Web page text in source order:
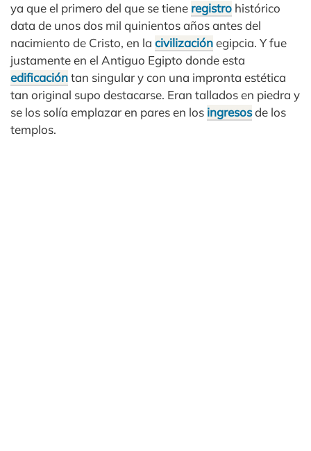
ya que el primero del que se tiene registro histórico
data de unos dos mil quinientos años antes del
nacimiento de Cristo, en la civilizaciónegipcia. Y fue
justamente en el Antiguo Egipto donde esta
edificacióntan singular y con una impronta estética
tan original supo destacarse. Eran tallados en piedra y
se los solía emplazar en pares en los ingresosde los
templos.